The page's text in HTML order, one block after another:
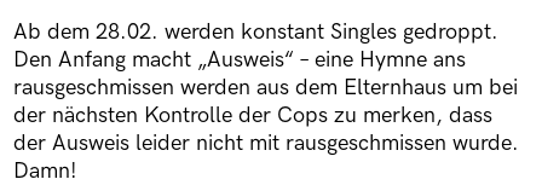
Ab dem 28.02. werden konstant Singles gedroppt.
Den Anfang macht „Ausweis“ – eine Hymne ans
rausgeschmissen werden aus dem Elternhaus um bei
der nächsten Kontrolle der Cops zu merken, dass
der Ausweis leider nicht mit rausgeschmissen wurde.
Damn!